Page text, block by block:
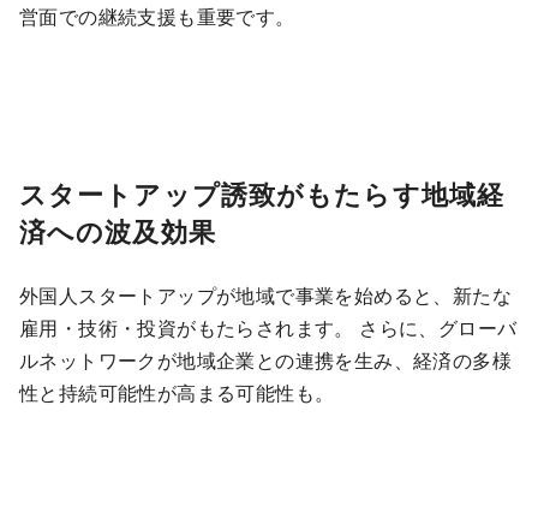
営面での継続支援も重要です。
スタートアップ誘致がもたらす地域経
済への波及効果
外国人スタートアップが地域で事業を始めると、新たな
雇用・技術・投資がもたらされます。 さらに、グローバ
ルネットワークが地域企業との連携を生み、経済の多様
性と持続可能性が高まる可能性も。